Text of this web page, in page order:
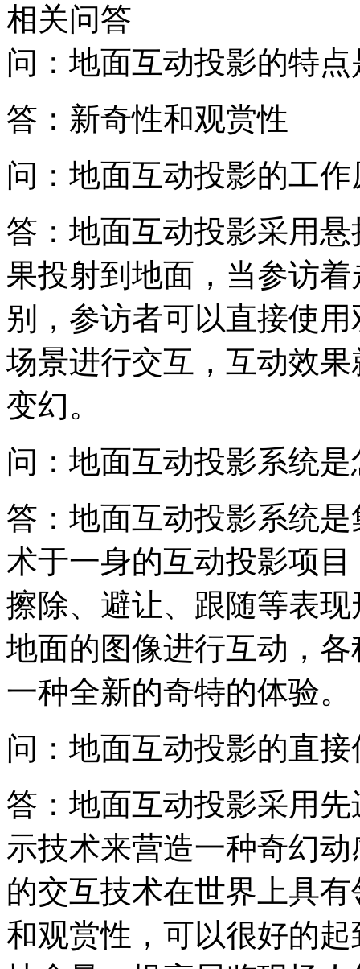
相关问答
问：地面互动投影的特
答：新奇性和观赏性
问：地面互动投影的工
答：地面互动投影采用
果投射到地面，当参访
别，参访者可以直接使
场景进行交互，互动效
变幻。
问：地面互动投影系统
答：地面互动投影系统
术于一身的互动投影项
擦除、避让、跟随等表
地面的图像进行互动，
一种全新的奇特的体验。
问：地面互动投影的直
答：地面互动投影采用
示技术来营造一种奇幻
的交互技术在世界上具
和观赏性，可以很好的